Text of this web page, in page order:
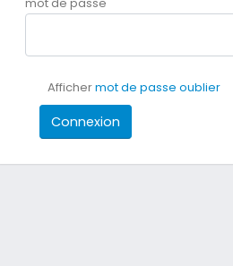
Affichermot de passe oublier
Connexion